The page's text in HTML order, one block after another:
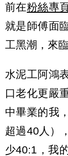
前在粉絲專
就是師傅面
工黑潮，來臨
水泥工阿鴻
口老化更嚴
中畢業的我
超過40人）
少40:1，我